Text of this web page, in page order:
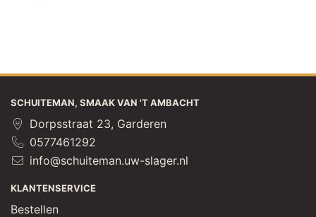
SCHUITEMAN, SMAAK VAN 'T AMBACHT
Dorpsstraat 23, Garderen
0577461292
info@schuiteman.uw-slager.nl
KLANTENSERVICE
Bestellen